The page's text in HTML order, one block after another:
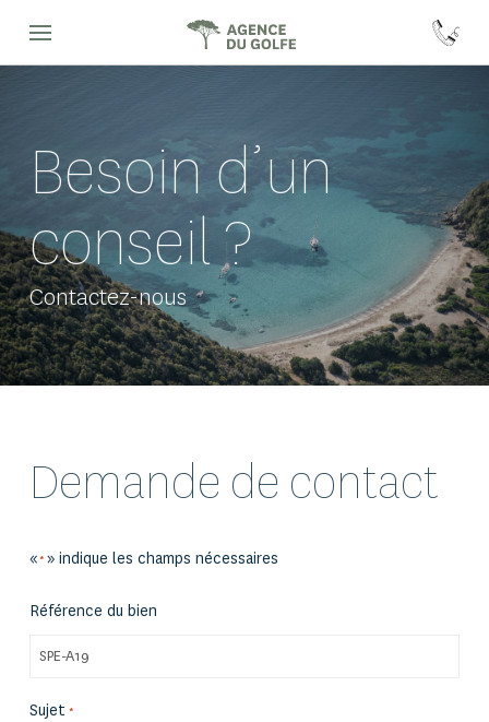
Besoin d’un
conseil ?
Contactez-nous
Demande de contact
«*» indique les champs nécessaires
Référence du bien
Sujet *